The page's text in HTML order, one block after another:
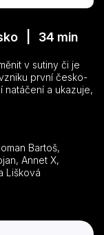
| 34 min
v sutiny či je
první česko-
natáčení a ukazuje,
Šafařík, Antónia Lišková